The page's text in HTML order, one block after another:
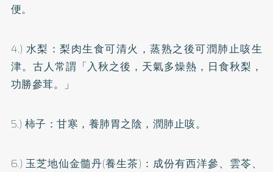
便。
4.) 水梨：梨肉生食可清火，蒸熟之後可潤肺止咳生
津。古人常謂「入秋之後，天氣多燥熱，日食秋梨，
功勝參茸。」
5.) 柿子：甘寒，養肺胃之陰，潤肺止咳。
6.) 玉芝地仙金髓丹(養生茶)：成份有西洋參、雲苓、